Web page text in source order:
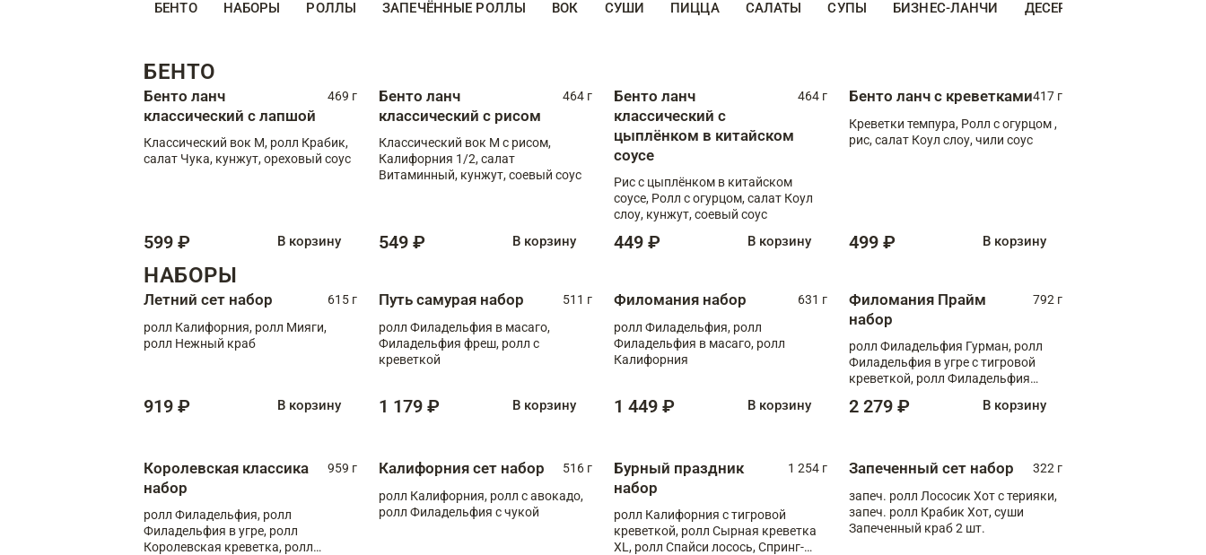
БЕНТО НАБОРЫ РОЛЛЫ ЗАПЕЧЁННЫЕ РОЛЛЫ ВОК СУШИ ПИЦЦА САЛАТЫ СУПЫ БИЗНЕС-ЛАНЧИ ДЕСЕРТЫ
БЕНТО
Бенто ланч
классический с лапшой
469 г
Классический вок М, ролл Крабик,
салат Чука, кунжут, ореховый соус
599 ₽ В корзину
Бенто ланч
классический с рисом
464 г
Классический вок М с рисом,
Калифорния 1/2, салат
Витаминный, кунжут, соевый соус
549 ₽ В корзину
Бенто ланч
классический с
цыплёнком в китайском
соусе
464 г
Рис с цыплёнком в китайском
соусе, Ролл с огурцом, салат Коул
слоу, кунжут, соевый соус
449 ₽ В корзину
Бенто ланч с креветками417 г
Креветки темпура, Ролл с огурцом ,
рис, салат Коул слоу, чили соус
499 ₽ В корзину
НАБОРЫ
Летний сет набор
615 г
ролл Калифорния, ролл Мияги,
ролл Нежный краб
919 ₽ В корзину
Путь самурая набор
511 г
ролл Филадельфия в масаго,
Филадельфия фреш, ролл с
креветкой
1 179 ₽ В корзину
Филомания набор
631 г
ролл Филадельфия, ролл
Филадельфия в масаго, ролл
Калифорния
1 449 ₽ В корзину
Филомания Прайм
набор
792 г
ролл Филадельфия Гурман, ролл
Филадельфия в угре с тигровой
креветкой, ролл Филадельфия
2 279 ₽ В корзину
Королевская классика
набор
959 г
ролл Филадельфия, ролл
Филадельфия в угре, ролл
Королевская креветка, ролл
Калифорния сет набор
516 г
ролл Калифорния, ролл с авокадо,
ролл Филадельфия с чукой
Бурный праздник
набор
1 254 г
ролл Калифорния с тигровой
креветкой, ролл Сырная креветка
XL, ролл Спайси лосось, Спринг-
Запеченный сет набор
322 г
запеч. ролл Лососик Хот с терияки,
запеч. ролл Крабик Хот, суши
Запеченный краб 2 шт.